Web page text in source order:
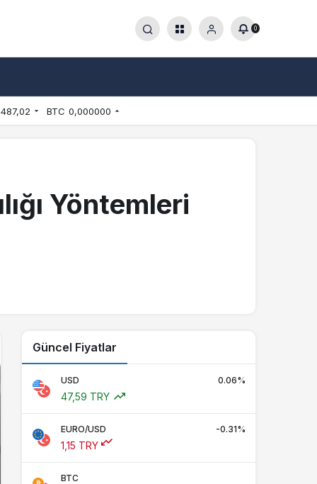
0
BTC 0,000000
Yöntemleri
Güncel Fiyatlar
USD 0.06%
47,59 TRY
EURO/USD -0.31%
1,15 TRY
BTC